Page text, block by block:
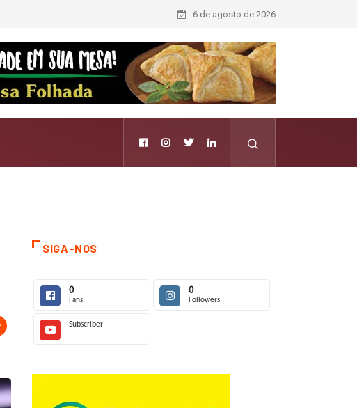
6 de agosto de 2026
SIGA-NOS
0
Fans
0
Followers
Subscriber